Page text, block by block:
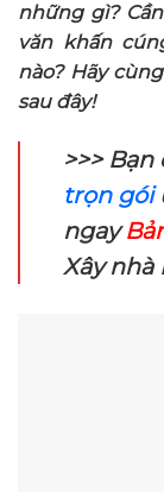
những gì?
văn khấn
nào? Hãy
sau đây!
>>>
trọn gói
ngay
Xây nhà